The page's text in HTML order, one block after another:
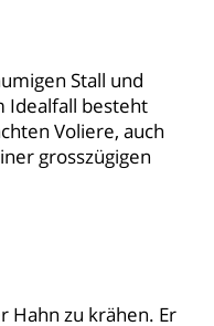
Stall und
Idealfall besteht
Voliere, auch
grosszügigen
Hahn zu krähen. Er